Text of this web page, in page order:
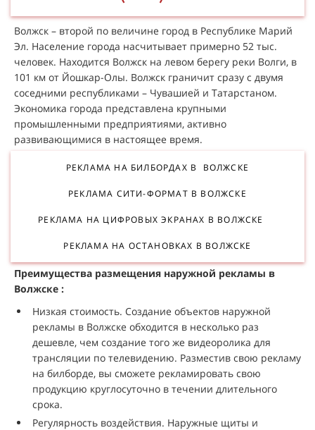
Волжск – второй по величине город в Республике Марий
Эл. Население города насчитывает примерно 52 тыс.
человек. Находится Волжск на левом берегу реки Волги, в
101 км от Йошкар-Олы. Волжск граничит сразу с двумя
соседними республиками – Чувашией и Татарстаном.
Экономика города представлена крупными
промышленными предприятиями, активно
развивающимися в настоящее время.
РЕКЛАМА НА БИЛБОРДАХ В ВОЛЖСКЕ
РЕКЛАМА СИТИ-ФОРМАТ В ВОЛЖСКЕ
РЕКЛАМА НА ЦИФРОВЫХ ЭКРАНАХ В ВОЛЖСКЕ
РЕКЛАМА НА ОСТАНОВКАХ В ВОЛЖСКЕ
Преимущества размещения наружной рекламы в
Волжске :
Низкая стоимость. Создание объектов наружной
рекламы в Волжске обходится в несколько раз
дешевле, чем создание того же видеоролика для
трансляции по телевидению. Разместив свою рекламу
на билборде, вы сможете рекламировать свою
продукцию круглосуточно в течении длительного
срока.
Регулярность воздействия. Наружные щиты и